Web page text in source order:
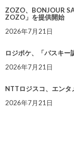
ZOZO、BONJOUR
ZOZO」を提供開始
2026年7月21日
ロジポケ、「パスキー
2026年7月21日
NTTロジスコ、エン
2026年7月21日